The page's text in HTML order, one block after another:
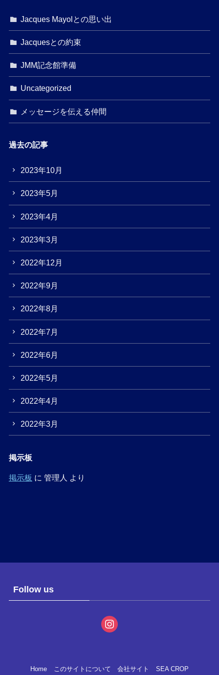
Jacques Mayolとの思い出
Jacquesとの約束
JMM記念館準備
Uncategorized
メッセージを伝える仲間
過去の記事
2023年10月
2023年5月
2023年4月
2023年3月
2022年12月
2022年9月
2022年8月
2022年7月
2022年6月
2022年5月
2022年4月
2022年3月
掲示板
掲示板 に 管理人 より
Follow us
instagram
Home このサイトについて 会社サイト SEA CROP